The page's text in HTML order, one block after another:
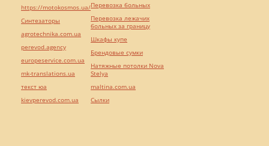
https://motokosmos.ua/
Синтезаторы
agrotechnika.com.ua
perevod.agency
europeservice.com.ua
mk-translations.ua
текст юа
kievperevod.com.ua
Перевозка больных
Перевозка лежачих
больных за границу
Шкафы купе
Брендовые сумки
Натяжные потолки Nova
Stelya
maltina.com.ua
Cылки